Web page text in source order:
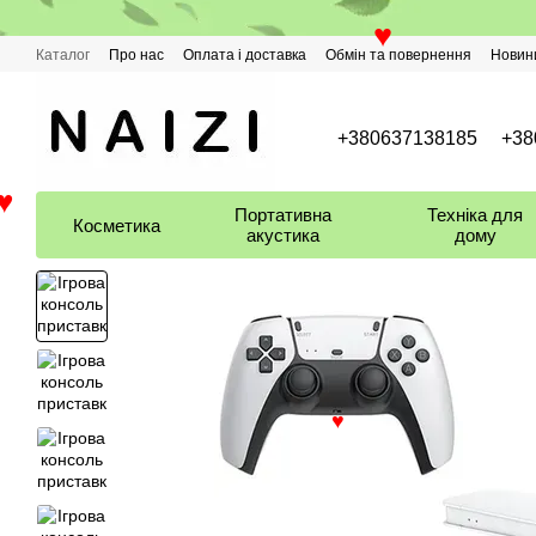
Перейти до основного контенту
Каталог Про нас Оплата і доставка Обмін та повернення
+380637138185
Косметика
Портативна
акустика
Техніка для
дому